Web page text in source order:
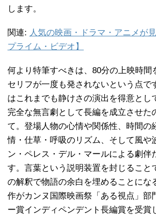
します。
関連: 人気の映画・ドラマ・アニメが
プライム・ビデオ】
何より特筆すべきは、80分の上映時間
セリフが一度も発されないという点で
はこれまでも静けさの演出を得意とし
完全な無言劇として長編を成立させた
て。登場人物の心情や関係性、時間の
情・仕草・呼吸のリズム、そして風や
ン・ペレス・デル・マールによる劇伴
す。言葉という説明装置を封じること
の解釈で物語の余白を埋めることにな
作がカンヌ国際映画祭「ある視点」部
ー賞インディペンデント長編賞を受賞